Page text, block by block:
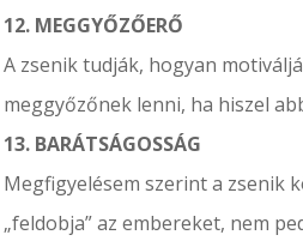
12. MEGGYŐZŐERŐ
A zsenik tudják, hogyan
meggyőzőnek lenni, ha hiszel
13. BARÁTSÁGOSSÁG
Megfigyelésem szerint a zsenik
„feldobja” az embereket, nem